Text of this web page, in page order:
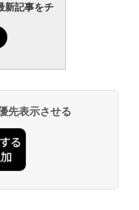
新記事をチ
先表示させる